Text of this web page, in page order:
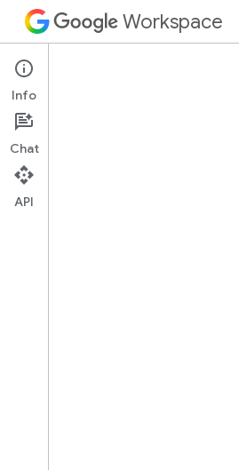
Workspace
Come richiedere assistenza
Risorse per gli sviluppatori
Info
Chat
API